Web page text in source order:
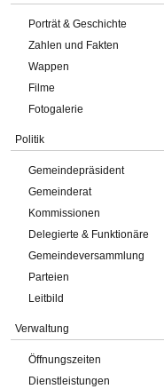
Porträt & Geschichte
Zahlen und Fakten
Wappen
Filme
Fotogalerie
Politik
Gemeindepräsident
Gemeinderat
Kommissionen
Delegierte & Funktionäre
Gemeindeversammlung
Parteien
Leitbild
Verwaltung
Öffnungszeiten
Dienstleistungen